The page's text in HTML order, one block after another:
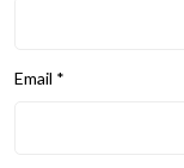
Email *